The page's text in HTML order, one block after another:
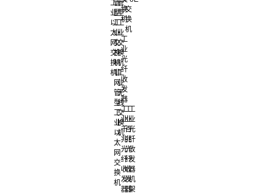
工
业
以
太
网
交
换
机
管
型
工
业
交
换
机
管
型
工
业
交
换
机
非
网
管
型
工
业
以
太
网
交
换
机
工
业
无
线
交
换
机
换
机
交
换
机
工
业
光
纤
收
发
器
工
业
千
兆
光
纤
收
发
器
工
业
百
兆
光
纤
收
发
器
工
业
光
纤
收
发
器
机
架